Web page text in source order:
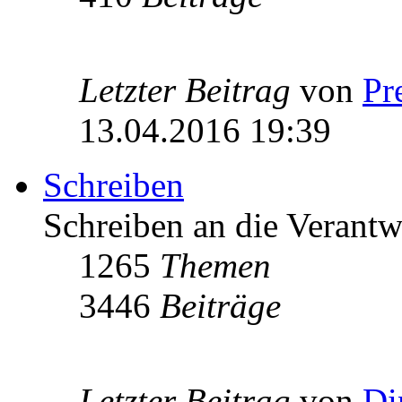
Letzter Beitrag von
13.04.2016 19:39
Schreiben
Schreiben an die
1265 Themen
3446 Beiträge